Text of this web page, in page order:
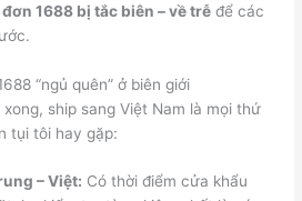
1688 bị tắc biên – về trễ để các
“ngủ quên” ở biên giới
ship sang Việt Nam là mọi thứ
tụi tôi hay gặp:
– Việt: Có thời điểm cửa khẩu